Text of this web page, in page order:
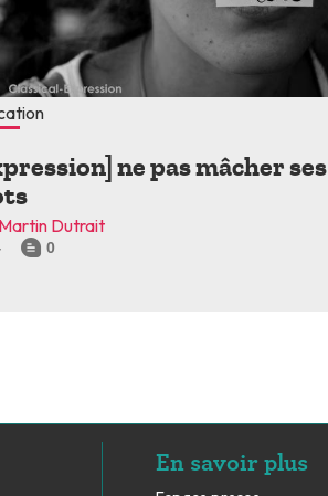
ne pas mâcher ses
Dutrait
0
En savoir plus